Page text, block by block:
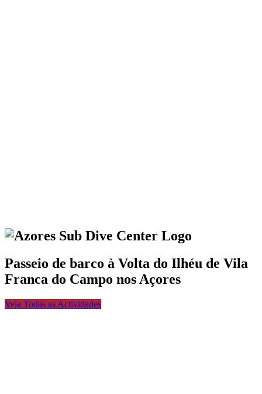
Passeio de barco à Volta do Ilhéu de Vila
Franca do Campo nos Açores
Veja Todas as Actividades